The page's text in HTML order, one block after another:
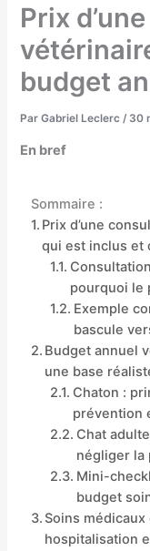
Prix
budget
ParGabriel Leclerc / 30
En bref
Sommaire :
Prix d’une
qui est inclus et
pourquoi le
Exemple
bascule
Budget annuel
une base
Chaton :
prévention
Chat
négliger la
Mini-
budget
Soins
hospitalisation